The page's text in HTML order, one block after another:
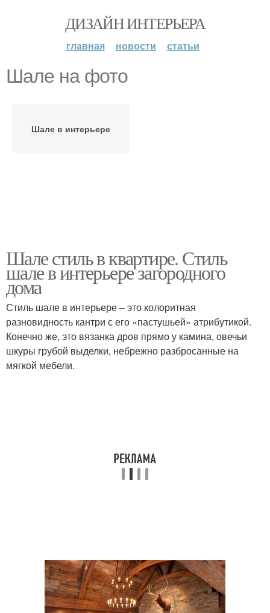
ДИЗАЙН ИНТЕРЬЕРА
главная новости статьи
Шале на фото
Шале в интерьере
Шале стиль в квартире. Стиль
шале в интерьере загородного
дома
Стиль шале в интерьере – это колоритная
разновидность кантри с его «пастушьей» атрибутикой.
Конечно же, это вязанка дров прямо у камина, овечьи
шкуры грубой выделки, небрежно разбросанные на
мягкой мебели.